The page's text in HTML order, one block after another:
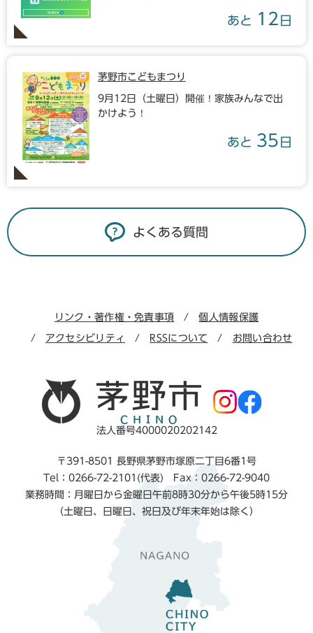
あと 12 日
茅野市こどもまつり
9月12日（土曜日）開催！家族みんなで出
かけよう！
あと 35 日
よくある質問
リンク・著作権・免責事項 個人情報保護
アクセシビリティ RSSについて お問い合わせ
法人番号4000020202142
〒391-8501 長野県茅野市塚原二丁目6番1号
Tel：0266-72-2101(代表) Fax：0266-72-9040
業務時間：月曜日から金曜日午前8時30分から午後5時15分
（土曜日、日曜日、祝日及び年末年始は除く）